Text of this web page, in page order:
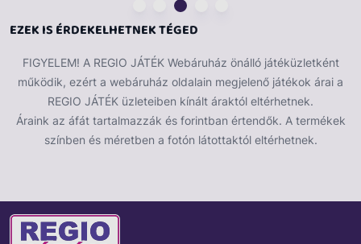
EZEK IS ÉRDEKELHETNEK TÉGED
FIGYELEM! A REGIO JÁTÉK Webáruház önálló játéküzletként
működik, ezért a webáruház oldalain megjelenő játékok árai a
REGIO JÁTÉK üzleteiben kínált áraktól eltérhetnek.
Áraink az áfát tartalmazzák és forintban értendők. A termékek
színben és méretben a fotón látottaktól eltérhetnek.